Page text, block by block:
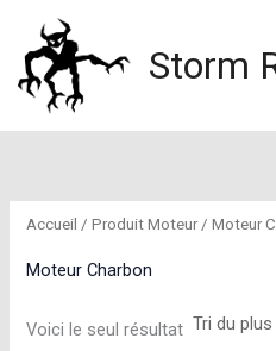
contenu
Storm
Accueil / Produit Moteur / Moteur
Moteur Charbon
Voici le seul résultat